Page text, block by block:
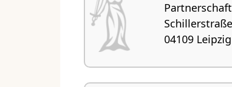
04109 Leipzig